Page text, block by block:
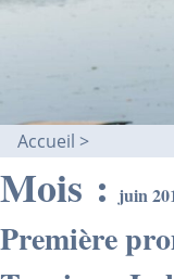
Accueil
Mois :juin
Première